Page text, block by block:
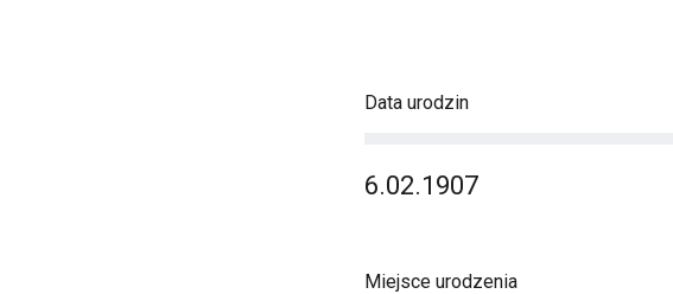
Data urodzin
6.02.1907
Miejsce urodzenia